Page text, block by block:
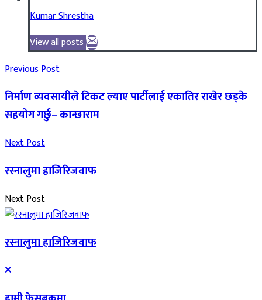
Kumar Shrestha
View all posts
Previous Post
निर्माण व्यवसायीले टिकट ल्याए पार्टीलाई एकातिर राखेर छड्के
सहयोग गर्छु– कान्छाराम
Next Post
रस्नालुमा हाजिरिजवाफ
Next Post
रस्नालुमा हाजिरिजवाफ